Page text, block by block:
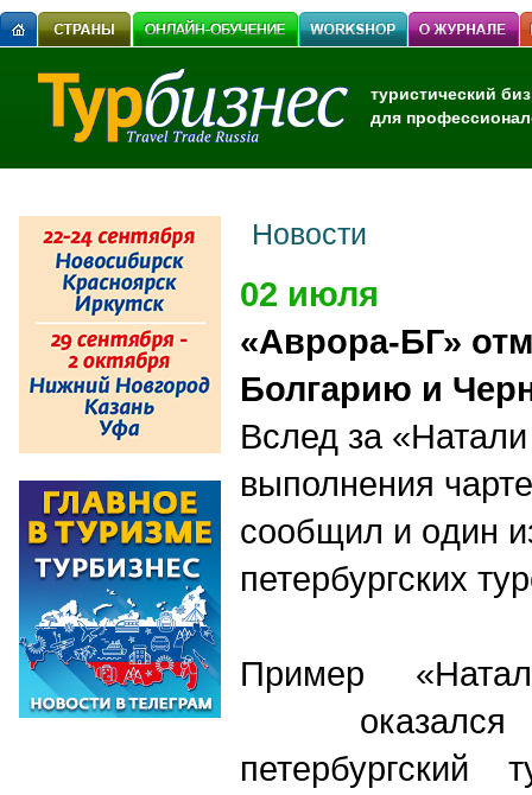
туристический
для
Новости
02 июля
«Аврора-БГ»
Болгарию и
Вслед за
выполнения
сообщил и oдин
петербургских
Пример
оказался
петербургский